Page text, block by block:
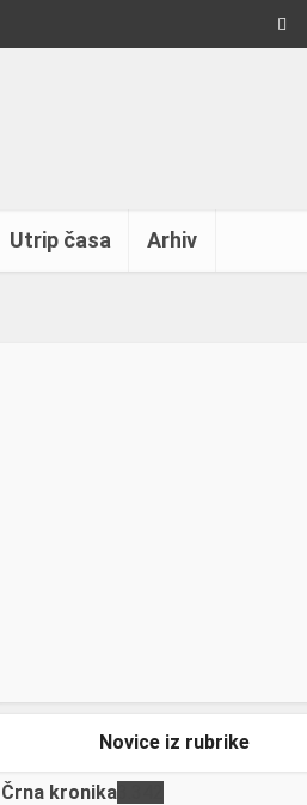
Utrip časa Arhiv
Novice iz rubrike
Črna kronika